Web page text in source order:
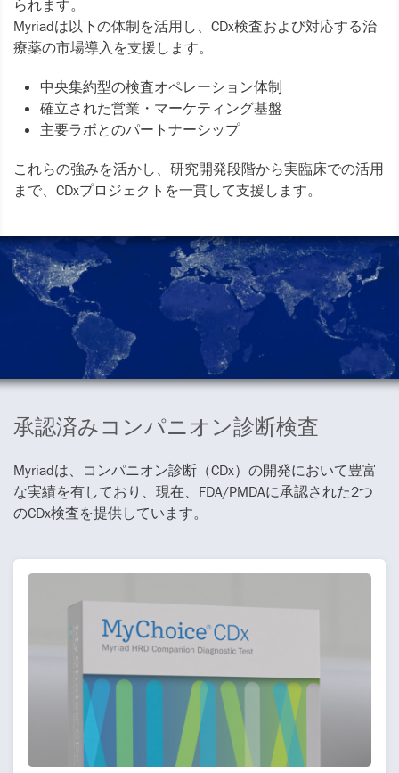
られます。
Myriadは以下の体制を活用し、CDx検査および対応する治
療薬の市場導入を支援します。
中央集約型の検査オペレーション体制
確立された営業・マーケティング基盤
主要ラボとのパートナーシップ
これらの強みを活かし、研究開発段階から実臨床での活用
まで、CDxプロジェクトを一貫して支援します。
承認済みコンパニオン診断検査
Myriadは、コンパニオン診断（CDx）の開発において豊富
な実績を有しており、現在、FDA/PMDAに承認された2つ
のCDx検査を提供しています。